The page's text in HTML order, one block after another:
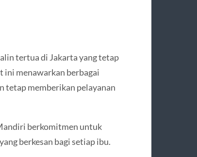
tertua di Jakarta yang tetap
ini menawarkan berbagai
tetap memberikan pelayanan
berkomitmen untuk
berkesan bagi setiap ibu.